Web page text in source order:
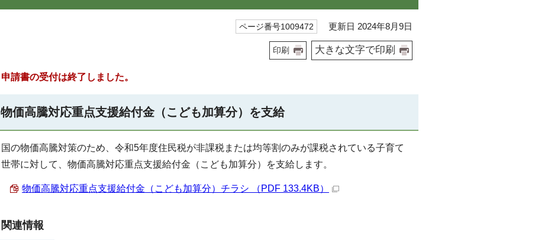
ページ番号1009472 更新日 2024年8月9日
印刷 大きな文字で印刷
申請書の受付は終了しました。
物価高騰対応重点支援給付金（こども加算分）を支給
国の物価高騰対策のため、令和5年度住民税が非課税または均等割のみが課税されている子育て
世帯に対して、物価高騰対応重点支援給付金（こども加算分）を支給します。
物価高騰対応重点支援給付金（こども加算分）チラシ （PDF 133.4KB）
関連情報